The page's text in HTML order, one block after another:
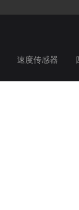
速度传感器